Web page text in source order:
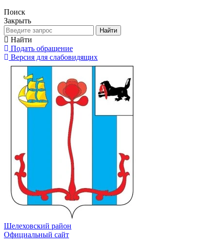
Поиск
Закрыть
Найти
Найти
Подать обращение
Версия для слабовидящих
Шелеховский район
Официальный сайт